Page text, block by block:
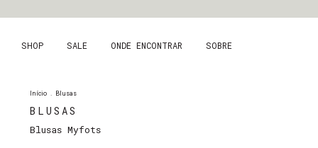
SHOP SALE ONDE ENCONTRAR SOBRE
Início . Blusas
BLUSAS
Blusas Myfots